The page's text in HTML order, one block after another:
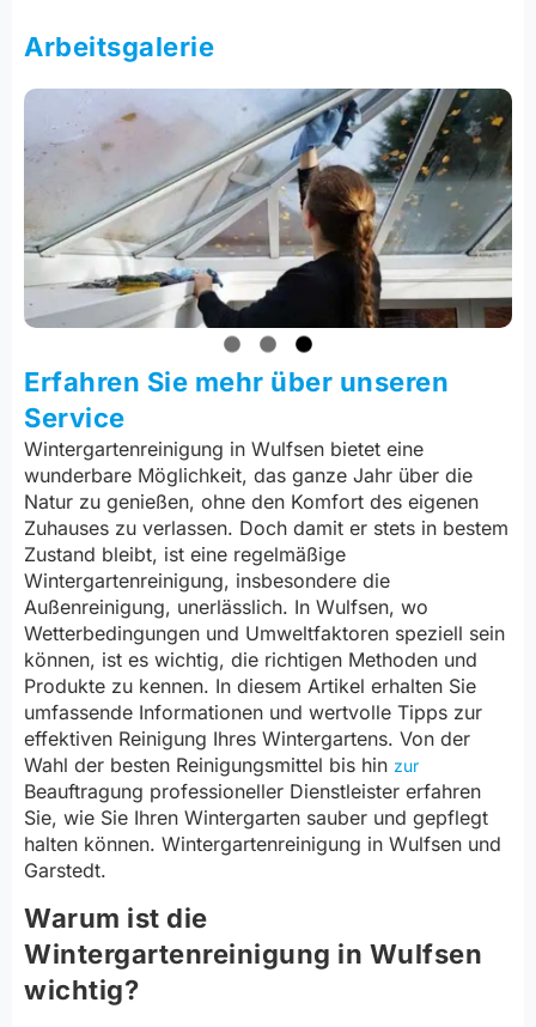
Arbeitsgalerie
Erfahren Sie mehr über unseren
Service
Wintergartenreinigung in Wulfsen bietet eine
wunderbare Möglichkeit, das ganze Jahr über die
Natur zu genießen, ohne den Komfort des eigenen
Zuhauses zu verlassen. Doch damit er stets in bestem
Zustand bleibt, ist eine regelmäßige
Wintergartenreinigung, insbesondere die
Außenreinigung, unerlässlich. In Wulfsen, wo
Wetterbedingungen und Umweltfaktoren speziell sein
können, ist es wichtig, die richtigen Methoden und
Produkte zu kennen. In diesem Artikel erhalten Sie
umfassende Informationen und wertvolle Tipps zur
effektiven Reinigung Ihres Wintergartens. Von der
Wahl der besten Reinigungsmittel bis hin zur
Beauftragung professioneller Dienstleister erfahren
Sie, wie Sie Ihren Wintergarten sauber und gepflegt
halten können. Wintergartenreinigung in Wulfsen und
Garstedt.
Warum ist die
Wintergartenreinigung in Wulfsen
wichtig?